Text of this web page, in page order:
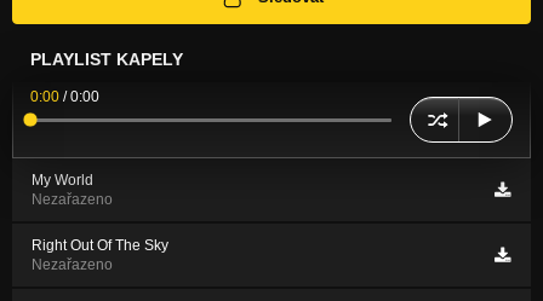
PLAYLIST KAPELY
0:00 /0:00
My World
Nezařazeno
Right Out Of The Sky
Nezařazeno